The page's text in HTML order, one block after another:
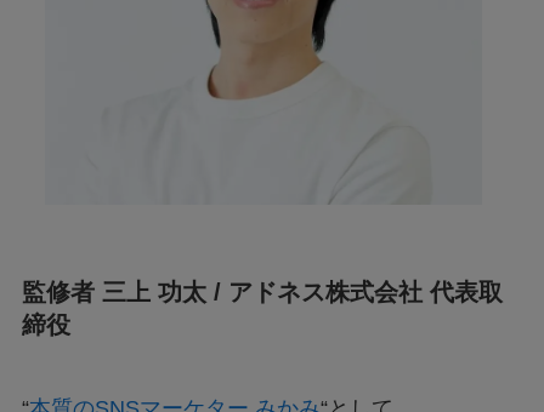
監修者 三上 功太 / アドネス株式会社 代表取
締役